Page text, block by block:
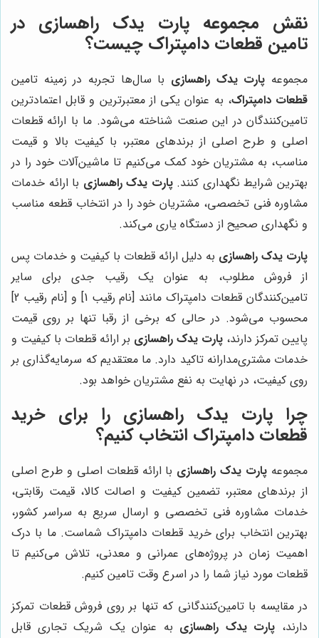
نقش مجموعه پارت یدک راهسازی در
تامین قطعات دامپتراک چیست؟
مجموعه پارت یدک راهسازی با سال‌ها تجربه در زمینه تامین
قطعات دامپتراک، به عنوان یکی از معتبرترین و قابل اعتمادترین
تامین‌کنندگان در این صنعت شناخته می‌شود. ما با ارائه قطعات
اصلی و طرح اصلی از برندهای معتبر، با کیفیت بالا و قیمت
مناسب، به مشتریان خود کمک می‌کنیم تا ماشین‌آلات خود را در
بهترین شرایط نگهداری کنند.پارت یدک راهسازی با ارائه خدمات
مشاوره فنی تخصصی، مشتریان خود را در انتخاب قطعه مناسب
و نگهداری صحیح از دستگاه یاری می‌کند.
پارت یدک راهسازی به دلیل ارائه قطعات با کیفیت و خدمات پس
از فروش مطلوب، به عنوان یک رقیب جدی برای سایر
تامین‌کنندگان قطعات دامپتراک مانند [نام رقیب 1] و [نام رقیب 2]
محسوب می‌شود. در حالی که برخی از رقبا تنها بر روی قیمت
پایین تمرکز دارند، پارت یدک راهسازی بر ارائه قطعات با کیفیت و
خدمات مشتری‌مدارانه تاکید دارد. ما معتقدیم که سرمایه‌گذاری بر
روی کیفیت، در نهایت به نفع مشتریان خواهد بود.
چرا پارت یدک راهسازی را برای خرید
قطعات دامپتراک انتخاب کنیم؟
مجموعه پارت یدک راهسازی با ارائه قطعات اصلی و طرح اصلی
از برندهای معتبر، تضمین کیفیت و اصالت کالا، قیمت رقابتی،
خدمات مشاوره فنی تخصصی و ارسال سریع به سراسر کشور،
بهترین انتخاب برای خرید قطعات دامپتراک شماست. ما با درک
اهمیت زمان در پروژه‌های عمرانی و معدنی، تلاش می‌کنیم تا
قطعات مورد نیاز شما را در اسرع وقت تامین کنیم.
در مقایسه با تامین‌کنندگانی که تنها بر روی فروش قطعات تمرکز
دارند، پارت یدک راهسازی به عنوان یک شریک تجاری قابل